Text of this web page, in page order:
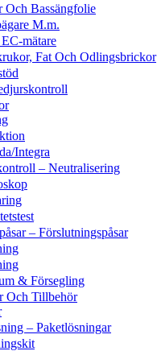
Och Bassängfolie
M.m.
mätare
Fat Och Odlingsbrickor
Integra
– Neutralisering
– Förslutningspåsar
& Försegling
Och Tillbehör
– Paketlösningar